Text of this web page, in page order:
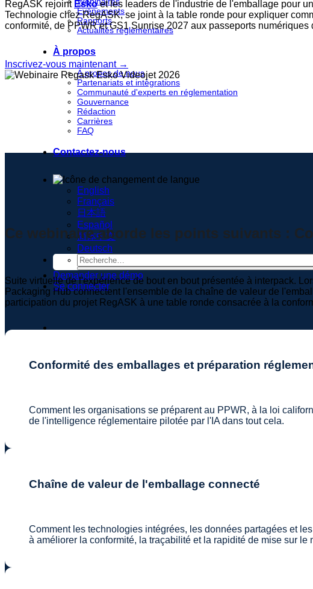
Événements
Rapports
Actualités réglementaires
À propos
À propos de nous
Partenariats et intégrations
Communauté d'experts en réglementation
Gouvernance
Rédaction
Carrières
FAQ
Contactez-nous
English
Français
日本語
Español
简体中文
Deutsch
Demander une démo
Se connecter
RegASK rejoint Eskoet les leaders de l'industrie de l'emballage pour
Technologie chez RegASK, se joint à la table ronde pour expliquer
conformité, de PPWR et GS1 Sunrise 2027 aux passeports
Inscrivez-vous maintenant →
Ce webinaire aborde les points suivants :
Suite virtuelle de l'expérience de bout en bout présentée à interpack.
Packaging Hub connectent l'ensemble de la chaîne de valeur de
participation du projet RegASK à une table ronde consacrée à la
Conformité des emballages et préparation
Comment les organisations se préparent au PPWR, à la loi
de l'intelligence réglementaire pilotée par l'IA dans tout cela.
Chaîne de valeur de l'emballage connecté
Comment les technologies intégrées, les données partagées et
à améliorer la conformité, la traçabilité et la rapidité de mise sur le